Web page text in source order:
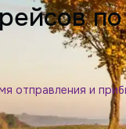
отправления и